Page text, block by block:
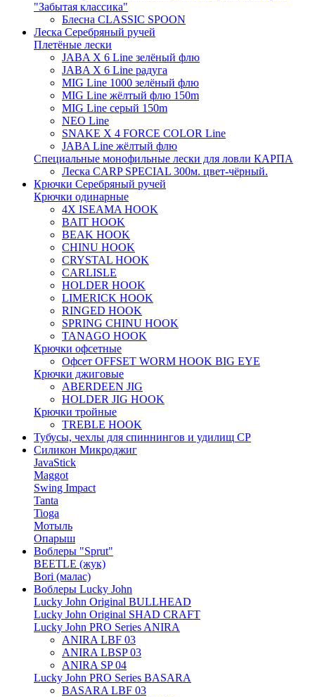
"Забытая классика"
Блесна CLASSIC SPOON
Леска Серебряный ручей
Плетёные лески
JABA X 6 Line зелёный флю
JABA X 6 Line радуга
MIG Line 1000 зелёный флю
MIG Line жёлтый флю 150m
MIG Line серый 150m
NEO Line
SNAKE X 4 FORCE COLOR Line
JABA Line жёлтый флю
Специальные монофильные лески для ловли КАРПА
Леска CARP SPECIAL 300м. цвет-чёрный.
Крючки Серебряный ручей
Крючки одинарные
4X ISEAMA HOOK
BAIT HOOK
BEAK HOOK
CHINU HOOK
CRYSTAL HOOK
CARLISLE
HOLDER HOOK
LIMERICK HOOK
RINGED HOOK
SPRING CHINU HOOK
TANAGO HOOK
Крючки офсетные
Офсет OFFSET WORM HOOK BIG EYE
Крючки джиговые
ABERDEEN JIG
HOLDER JIG HOOK
Крючки тройные
TREBLE HOOK
Тубусы, чехлы для спиннингов и удилищ СР
Силикон Микроджиг
JavaStick
Maggot
Swing Impact
Tanta
Tioga
Мотыль
Опарыш
Воблеры "Sprut"
BEETLE (жук)
Bori (малас)
Воблеры Lucky John
Lucky John Original BULLHEAD
Lucky John Original SHAD CRAFT
Lucky John PRO Series ANIRA
ANIRA LBF 03
ANIRA LBSP 03
ANIRA SP 04
Lucky John PRO Series BASARA
BASARA LBF 03